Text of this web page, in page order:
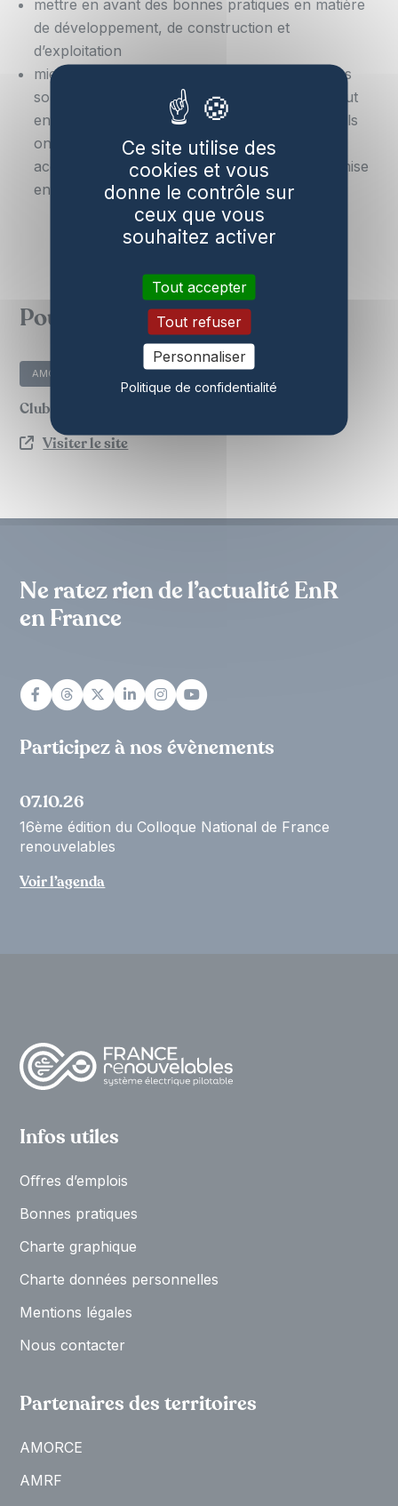
mettre en avant des bonnes pratiques en matière
de développement, de construction et
d’exploitation
mieux prendre en compte les contraintes et les
souhaits des collectivités et des populations tout
en garantissant que les informations et les outils
ont été donnés aux élus afin qu’ils puissent
accompagner les projets éoliens jusqu’à leur mise
en œuvre et pendant leur exploitation.
Pour aller plus loin...
AMORCE
Club des collectivités locales éoliennes-Cléo
Visiter le site
Ne ratez rien de l’actualité EnR
en France
Participez à nos évènements
07.10.26
16ème édition du Colloque National de France
renouvelables
Voir l’agenda
Infos utiles
Oﬀres d’emplois
Bonnes pratiques
Charte graphique
Charte données personnelles
Mentions légales
Nous contacter
Partenaires des territoires
AMORCE
AMRF
Ce site utilise des
cookies et vous
donne le contrôle sur
ceux que vous
souhaitez activer
Tout accepter
Tout refuser
Personnaliser
Politique de confidentialité